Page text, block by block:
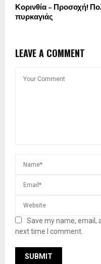
Κορινθία – Προσοχή!
πυρκαγιάς
LEAVE A COMMENT
Save my name, email,
next time I comment.